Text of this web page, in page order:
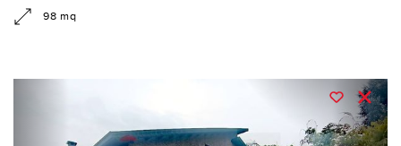
98 mq